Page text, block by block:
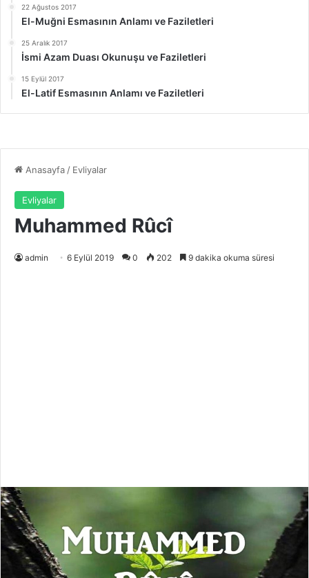
22 Ağustos 2017
El-Muğni Esmasının Anlamı ve Faziletleri
25 Aralık 2017
İsmi Azam Duası Okunuşu ve Faziletleri
15 Eylül 2017
El-Latif Esmasının Anlamı ve Faziletleri